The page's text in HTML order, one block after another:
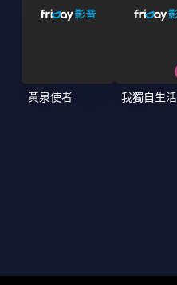
黃泉使者 我獨自生活